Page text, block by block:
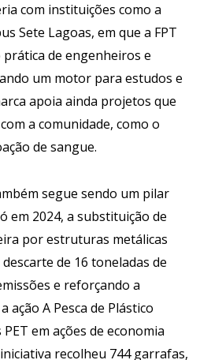
com instituições como a
Sete Lagoas, em que a FPT
de engenheiros e
um motor para estudos e
apoia ainda projetos que
a comunidade, como o
de sangue.
segue sendo um pilar
em 2024, a substituição de
por estruturas metálicas
de 16 toneladas de
e reforçando a
ação A Pesca de Plástico
em ações de economia
recolheu 744 garrafas,